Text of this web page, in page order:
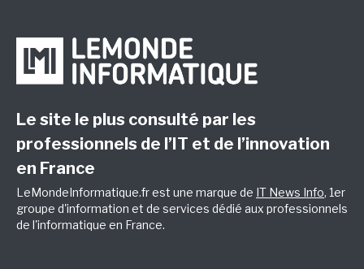
Le site le plus consulté par les
professionnels de l’IT et de l’innovation
en France
LeMondeInformatique.fr est une marque de IT News Info, 1er
groupe d'information et de services dédié aux professionnels
de l'informatique en France.